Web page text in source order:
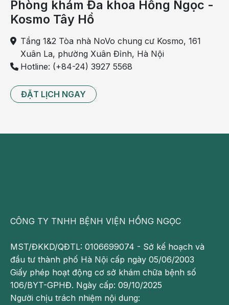
cấp tiến triển không đặc hiệu, dễ nhầm lẫn với các
bệnh lý hô hấp khác nên bác sĩ Tiến đưa ra khuyến
“Mọi người không được chủ quan, tự điều trị tại
nhà mà khi xuất hiện các biểu hiện như: sốt, ho, đau
ngực, khó thở, môi và đầu chi thâm tím, thở nhanh,
nhịp tim nhanh, vã mồ hôi… cần tới bệnh viện ngay
Phòng khám Đa khoa Hồng Ngọc -
Kosmo Tây Hồ
Tầng 1&2 Tòa nhà NoVo chung cư Kosmo, 161
Xuân La, phường Xuân Đỉnh, Hà Nội
Hotline: (+84-24) 3927 5568
ĐẶT LỊCH NGAY
CÔNG TY TNHH BỆNH VIỆN HỒNG NGỌC
MST/ĐKKD/QĐTL: 0106699074 - Sở kế hoạch và
đầu tư thành phố Hà Nội cấp ngày 05/06/2003
Giấy phép hoạt động cơ sở khám chữa bệnh số
106/BYT-GPHĐ. Ngày cấp: 09/10/2025
Người chịu trách nhiệm nội dung: